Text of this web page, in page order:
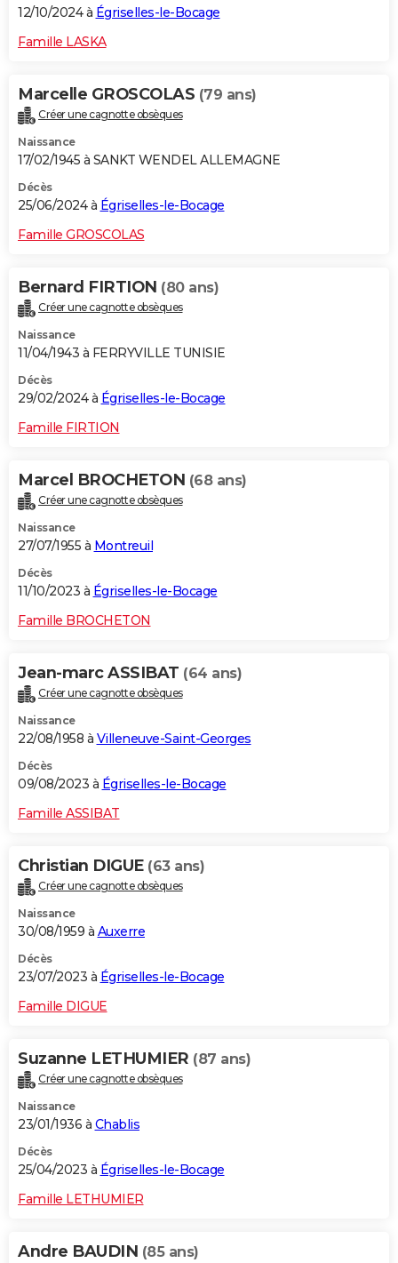
12/10/2024 à Égriselles-le-Bocage
Famille LASKA
Marcelle GROSCOLAS (79 ans)
Créer une cagnotte obsèques
Naissance
17/02/1945 à SANKT WENDEL ALLEMAGNE
Décès
25/06/2024 à Égriselles-le-Bocage
Famille GROSCOLAS
Bernard FIRTION (80 ans)
Créer une cagnotte obsèques
Naissance
11/04/1943 à FERRYVILLE TUNISIE
Décès
29/02/2024 à Égriselles-le-Bocage
Famille FIRTION
Marcel BROCHETON (68 ans)
Créer une cagnotte obsèques
Naissance
27/07/1955 à Montreuil
Décès
11/10/2023 à Égriselles-le-Bocage
Famille BROCHETON
Jean-marc ASSIBAT (64 ans)
Créer une cagnotte obsèques
Naissance
22/08/1958 à Villeneuve-Saint-Georges
Décès
09/08/2023 à Égriselles-le-Bocage
Famille ASSIBAT
Christian DIGUE (63 ans)
Créer une cagnotte obsèques
Naissance
30/08/1959 à Auxerre
Décès
23/07/2023 à Égriselles-le-Bocage
Famille DIGUE
Suzanne LETHUMIER (87 ans)
Créer une cagnotte obsèques
Naissance
23/01/1936 à Chablis
Décès
25/04/2023 à Égriselles-le-Bocage
Famille LETHUMIER
Andre BAUDIN (85 ans)